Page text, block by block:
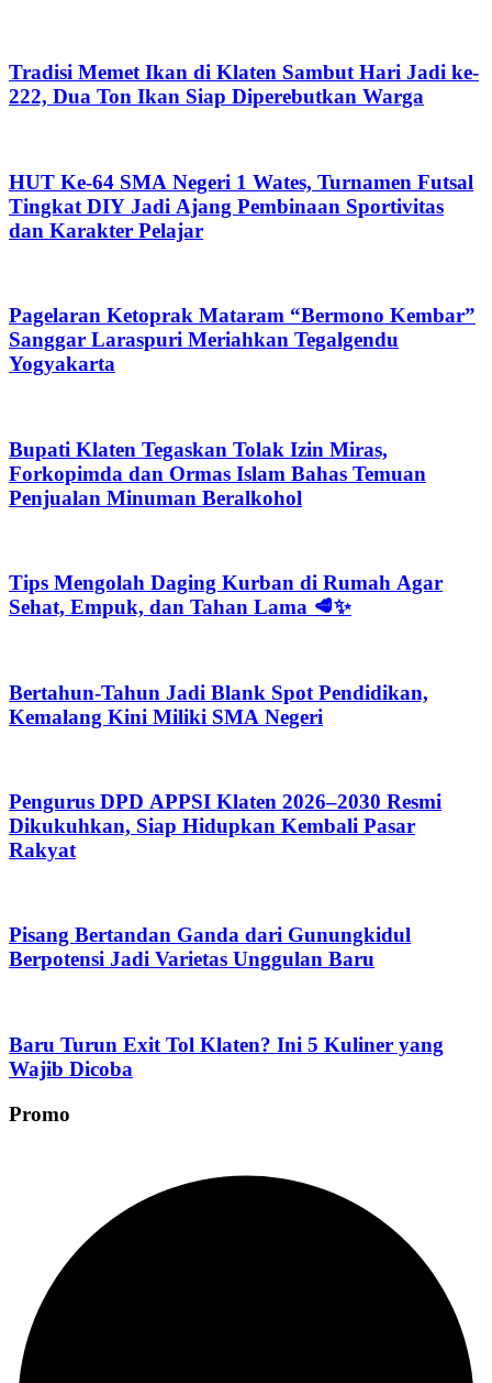
Tradisi Memet Ikan di Klaten Sambut Hari Jadi ke-
222, Dua Ton Ikan Siap Diperebutkan Warga
HUT Ke-64 SMA Negeri 1 Wates, Turnamen Futsal
Tingkat DIY Jadi Ajang Pembinaan Sportivitas
dan Karakter Pelajar
Pagelaran Ketoprak Mataram “Bermono Kembar”
Sanggar Laraspuri Meriahkan Tegalgendu
Yogyakarta
Bupati Klaten Tegaskan Tolak Izin Miras,
Forkopimda dan Ormas Islam Bahas Temuan
Penjualan Minuman Beralkohol
Tips Mengolah Daging Kurban di Rumah Agar
Sehat, Empuk, dan Tahan Lama 🥩✨
Bertahun-Tahun Jadi Blank Spot Pendidikan,
Kemalang Kini Miliki SMA Negeri
Pengurus DPD APPSI Klaten 2026–2030 Resmi
Dikukuhkan, Siap Hidupkan Kembali Pasar
Rakyat
Pisang Bertandan Ganda dari Gunungkidul
Berpotensi Jadi Varietas Unggulan Baru
Baru Turun Exit Tol Klaten? Ini 5 Kuliner yang
Wajib Dicoba
Promo